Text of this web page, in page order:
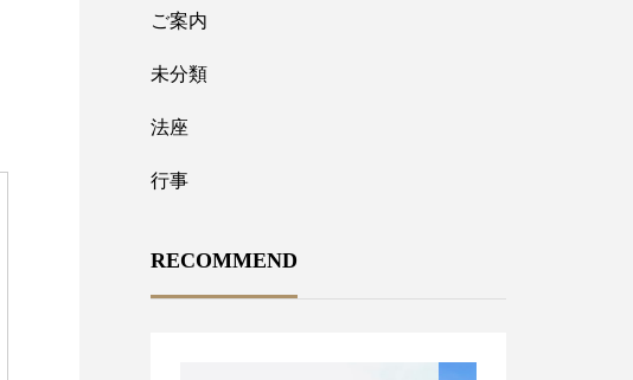
ご案内
未分類
法座
行事
RECOMMEND